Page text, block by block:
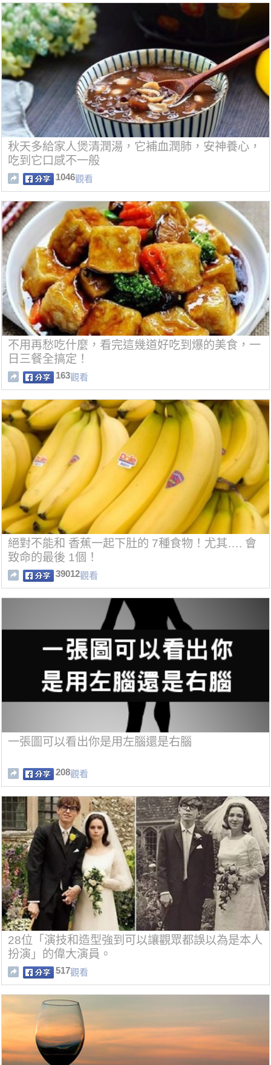
秋天多給家人煲清潤湯，它補血潤肺，安神養心，
吃到它口感不一般
1046觀看
不用再愁吃什麼，看完這幾道好吃到爆的美食，一
日三餐全搞定！
163觀看
絕對不能和 香蕉一起下肚的 7種食物！尤其…. 會
致命的最後 1個！
39012觀看
一張圖可以看出你是用左腦還是右腦
208觀看
28位「演技和造型強到可以讓觀眾都誤以為是本人
扮演」的偉大演員。
517觀看